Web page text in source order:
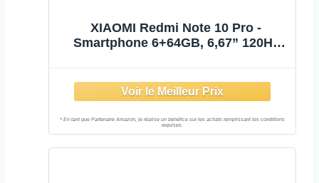
XIAOMI Redmi Note 10 Pro -
Smartphone 6+64GB, 6,67” 120Hz
5020mAh, Bleu Glacier (Version
Française + 2 Ans de Garantie)
Exclusivité Amaz